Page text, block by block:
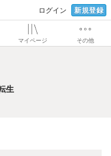
ログイン 新規登録
マイページ その他
転生
生